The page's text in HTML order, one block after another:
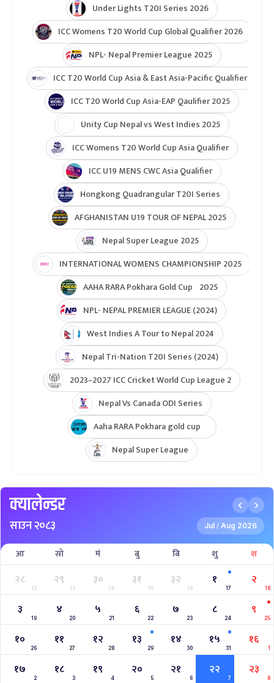
Under Lights T20I Series 2026
ICC Womens T20 World Cup Global Qualifier 2026
NPL- Nepal Premier League 2025
ICC T20 World Cup Asia & East Asia-Pacific Qualifier
ICC T20 World Cup Asia-EAP Qaulifier 2025
Unity Cup Nepal vs West Indies 2025
ICC Womens T20 World Cup Asia Qualifier
ICC U19 MENS CWC Asia Qualifier
Hongkong Quadrangular T20I Series
AFGHANISTAN U19 TOUR OF NEPAL 2025
Nepal Super League 2025
INTERNATIONAL WOMENS CHAMPIONSHIP 2025
AAHA RARA Pokhara Gold Cup 2025
NPL- NEPAL PREMIER LEAGUE (2024)
West Indies A Tour to Nepal 2024
Nepal Tri-Nation T20I Series (2024)
2023–2027 ICC Cricket World Cup League 2
Nepal Vs Canada ODI Series
Aaha RARA Pokhara gold cup
Nepal Super League
क्यालेन्डर
साउन २०८३ Jul / Aug 2026
आ सो मं बु बि शु श
२८
12
२९
13
३०
14
३१
15
३२
16
१
17
२
18
३
19
४
20
५
21
६
22
७
23
८
24
९
25
१०
26
११
27
१२
28
१३
29
१४
30
१५
31
१६
1
१७
2
१८
3
१९
4
२०
5
२१
6
२२
7
२३
8